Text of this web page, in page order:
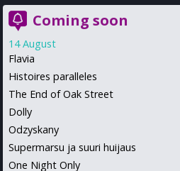
Coming soon
14 August
Flavia
Histoires paralleles
The End of Oak Street
Dolly
Odzyskany
Supermarsu ja suuri huijaus
One Night Only